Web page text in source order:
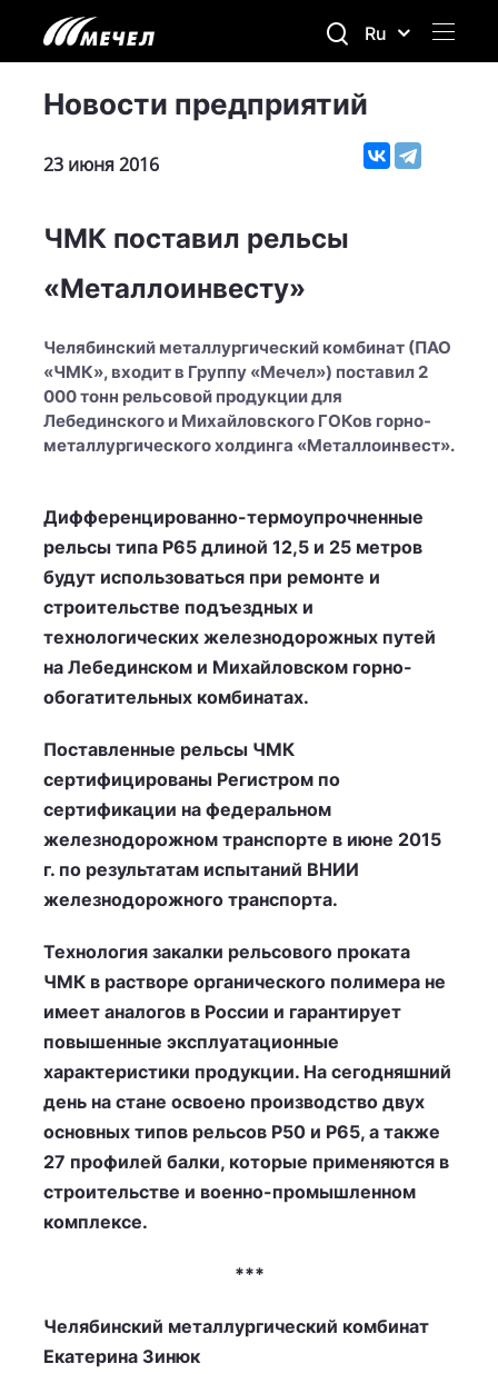
Ru
Новости предприятий
23 июня 2016
ЧМК поставил рельсы
«Металлоинвесту»
Челябинский металлургический комбинат (ПАО
«ЧМК», входит в Группу «Мечел») поставил 2
000 тонн рельсовой продукции для
Лебединского и Михайловского ГОКов горно-
металлургического холдинга «Металлоинвест».
Дифференцированно-термоупрочненные
рельсы типа Р65 длиной 12,5 и 25 метров
будут использоваться при ремонте и
строительстве подъездных и
технологических железнодорожных путей
на Лебединском и Михайловском горно-
обогатительных комбинатах.
Поставленные рельсы ЧМК
сертифицированы Регистром по
сертификации на федеральном
железнодорожном транспорте в июне 2015
г. по результатам испытаний ВНИИ
железнодорожного транспорта.
Технология закалки рельсового проката
ЧМК в растворе органического полимера не
имеет аналогов в России и гарантирует
повышенные эксплуатационные
характеристики продукции. На сегодняшний
день на стане освоено производство двух
основных типов рельсов Р50 и Р65, а также
27 профилей балки, которые применяются в
строительстве и военно-промышленном
комплексе.
***
Челябинский металлургический комбинат
Екатерина Зинюк